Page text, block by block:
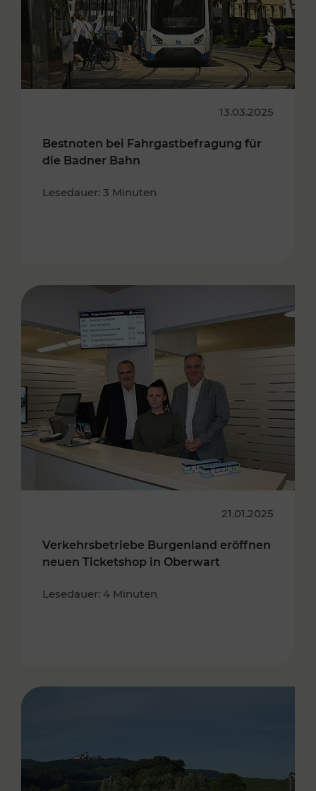
13.03.2025
Bestnoten bei Fahrgastbefragung für
die Badner Bahn
Lesedauer: 3 Minuten
21.01.2025
Verkehrsbetriebe Burgenland eröffnen
neuen Ticketshop in Oberwart
Lesedauer: 4 Minuten